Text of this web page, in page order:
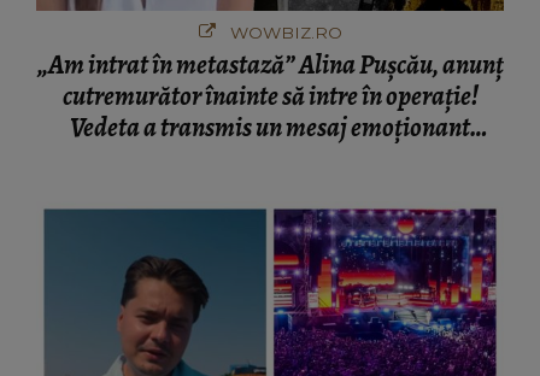
WOWBIZ.RO
„Am intrat în metastază” Alina Pușcău, anunț
cutremurător înainte să intre în operație!
Vedeta a transmis un mesaj emoționant